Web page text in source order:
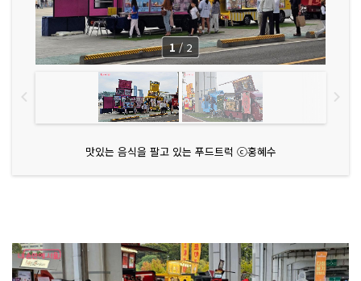
맛있는 음식을 팔고 있는 푸드트럭 ⓒ홍혜수
1 / 2